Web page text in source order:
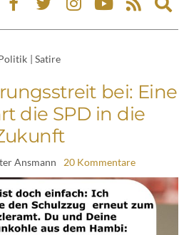
| Satire
bei: Eine
die SPD in die
Ansmann 20 Kommentare